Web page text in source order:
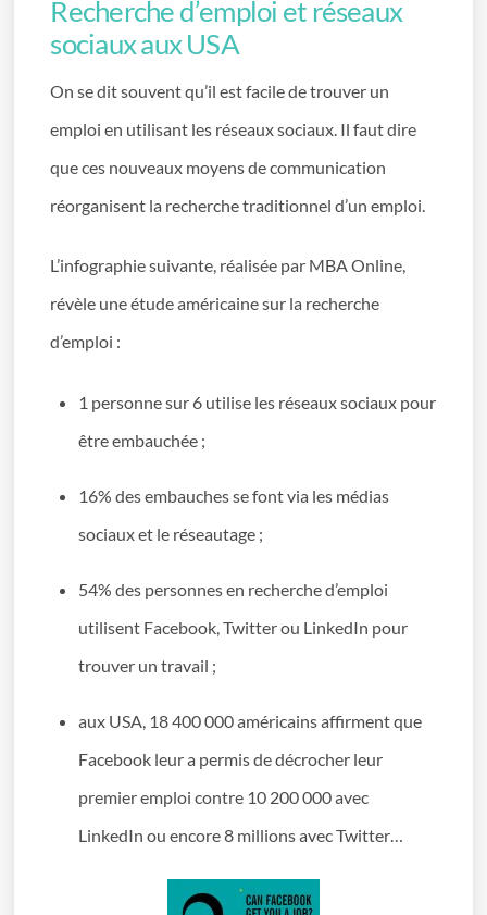
Recherche d’emploi et réseaux
sociaux aux USA
On se dit souvent qu’il est facile de trouver un
emploi en utilisant les réseaux sociaux. Il faut dire
que ces nouveaux moyens de communication
réorganisent la recherche traditionnel d’un emploi.
L’infographie suivante, réalisée par MBA Online,
révèle une étude américaine sur la recherche
d’emploi :
1 personne sur 6 utilise les réseaux sociaux pour
être embauchée ;
16% des embauches se font via les médias
sociaux et le réseautage ;
54% des personnes en recherche d’emploi
utilisent Facebook, Twitter ou LinkedIn pour
trouver un travail ;
aux USA, 18 400 000 américains affirment que
Facebook leur a permis de décrocher leur
premier emploi contre 10 200 000 avec
LinkedIn ou encore 8 millions avec Twitter…